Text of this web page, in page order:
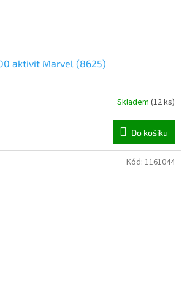
aktivit Marvel (8625)
Skladem (12 ks)
Do košíku
Kód: 1161044